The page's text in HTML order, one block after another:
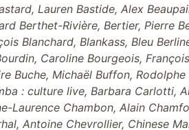
Lauren Bastide, Alex
Berthet-Rivière, Bertier, Pierre
Blanchard, Blankass, Bleu
Caroline Bourgeois,
Buche, Michaël Buffon,
: culture live, Barbara Carlotti,
Laurence Chambon, Alain
Antoine Chevrollier, Chinese